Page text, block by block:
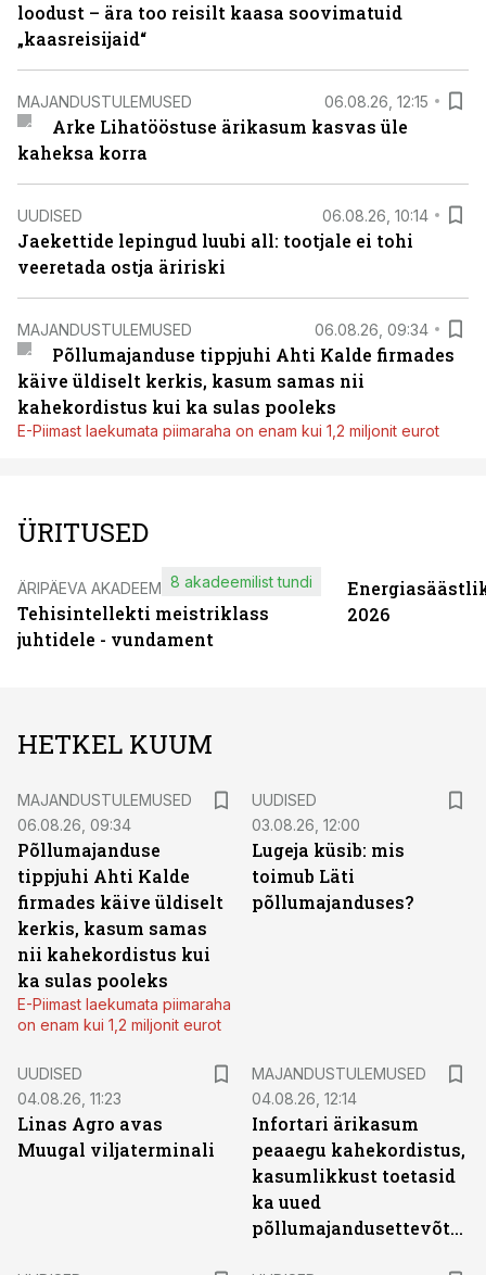
loodust – ära too reisilt kaasa soovimatuid
„kaasreisijaid“
MAJANDUSTULEMUSED 06.08.26, 12:15
Arke Lihatööstuse ärikasum kasvas üle
kaheksa korra
UUDISED 06.08.26, 10:14
Jaekettide lepingud luubi all: tootjale ei tohi
veeretada ostja äririski
MAJANDUSTULEMUSED 06.08.26, 09:34
Põllumajanduse tippjuhi Ahti Kalde firmades
käive üldiselt kerkis, kasum samas nii
kahekordistus kui ka sulas pooleks
E-Piimast laekumata piimaraha on enam kui 1,2 miljonit eurot
ÜRITUSED
ÄRIPÄEVA AKADEEMIA
Tehisintellekti meistriklass
juhtidele - vundament
8 akadeemilist tundi
2026
HETKEL KUUM
MAJANDUSTULEMUSED
06.08.26, 09:34
Põllumajanduse
tippjuhi Ahti Kalde
firmades käive üldiselt
kerkis, kasum samas
nii kahekordistus kui
ka sulas pooleks
E-Piimast laekumata piimaraha
on enam kui 1,2 miljonit eurot
UUDISED
03.08.26, 12:00
Lugeja küsib: mis
toimub Läti
põllumajanduses?
UUDISED
04.08.26, 11:23
Linas Agro avas
Muugal viljaterminali
MAJANDUSTULEMUSED
04.08.26, 12:14
Infortari ärikasum
peaaegu kahekordistus,
kasumlikkust toetasid
ka uued
põllumajandusettevõtted